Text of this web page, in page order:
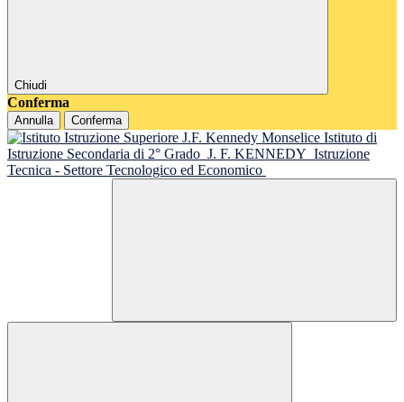
Chiudi
Conferma
Annulla Conferma
Istituto di
Istruzione Secondaria di 2° Grado J. F. KENNEDY Istruzione
Tecnica - Settore Tecnologico ed Economico